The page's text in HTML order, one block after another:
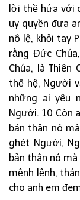
lời thề hứa với
uy quyền đưa
nô lệ, khỏi tay
rằng Đức
Chúa, là Thiên
thế hệ, Người
những ai yêu
Người. 10 Còn
bản thân nó
ghét Người,
bản thân nó
mệnh lệnh,
cho anh em